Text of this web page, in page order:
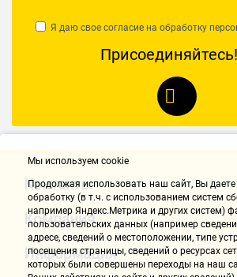
Я даю свое согласие на обработку
Присоединяйтесь!
Контакты
Компания
Информация
Мы используем cookie
Продолжая использовать наш cайт, Вы даете
обработку (в т.ч. с использованием систем
например Яндекс.Метрика и других систем)
пользовательских данных (например
адресе, сведений о местоположении, типе
посещения страницы, сведений о ресурсах
которых были совершены переходы на наш